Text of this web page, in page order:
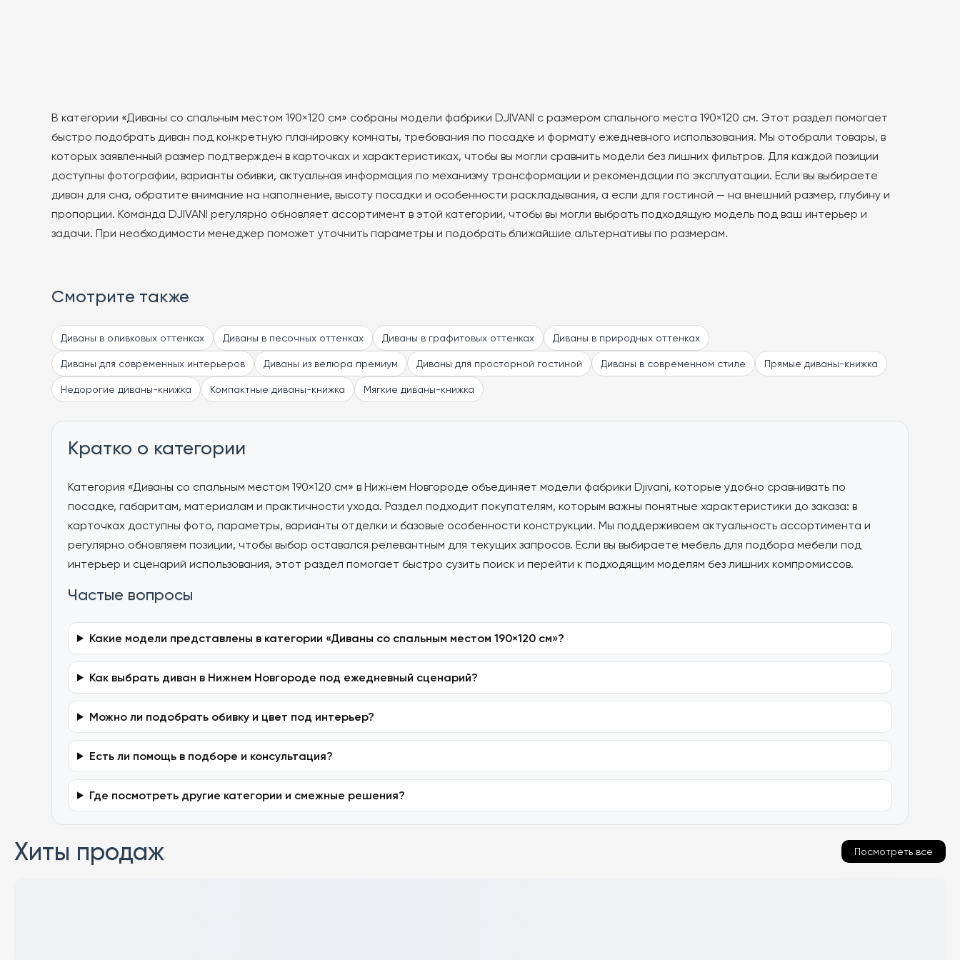
выбрать
странице
товара.
выбрать
на
странице
товара.
выбрать
на
странице
товара.
выбрать
на
странице
товара.
В категории «Диваны со спальным местом 190×120 см» собраны модели фабрики DJIVANI с размером спального места 190×120 см. Этот раздел помогает
быстро подобрать диван под конкретную планировку комнаты, требования по посадке и формату ежедневного использования. Мы отобрали товары, в
которых заявленный размер подтвержден в карточках и характеристиках, чтобы вы могли сравнить модели без лишних фильтров. Для каждой позиции
доступны фотографии, варианты обивки, актуальная информация по механизму трансформации и рекомендации по эксплуатации. Если вы выбираете
диван для сна, обратите внимание на наполнение, высоту посадки и особенности раскладывания, а если для гостиной — на внешний размер, глубину и
пропорции. Команда DJIVANI регулярно обновляет ассортимент в этой категории, чтобы вы могли выбрать подходящую модель под ваш интерьер и
задачи. При необходимости менеджер поможет уточнить параметры и подобрать ближайшие альтернативы по размерам.
Смотрите также
Диваны в оливковых оттенках Диваны в песочных оттенках Диваны в графитовых оттенках Диваны в природных оттенках
Диваны для современных интерьеров Диваны из велюра премиум Диваны для просторной гостиной Диваны в современном стиле Прямые диваны-книжка
Недорогие диваны-книжка Компактные диваны-книжка Мягкие диваны-книжка
Кратко о категории
Категория «Диваны со спальным местом 190×120 см» в Нижнем Новгороде объединяет модели фабрики Djivani, которые удобно сравнивать по
посадке, габаритам, материалам и практичности ухода. Раздел подходит покупателям, которым важны понятные характеристики до заказа: в
карточках доступны фото, параметры, варианты отделки и базовые особенности конструкции. Мы поддерживаем актуальность ассортимента и
регулярно обновляем позиции, чтобы выбор оставался релевантным для текущих запросов. Если вы выбираете мебель для подбора мебели под
интерьер и сценарий использования, этот раздел помогает быстро сузить поиск и перейти к подходящим моделям без лишних компромиссов.
Частые вопросы
Какие модели представлены в категории «Диваны со спальным местом 190×120 см»?
Как выбрать диван в Нижнем Новгороде под ежедневный сценарий?
Можно ли подобрать обивку и цвет под интерьер?
Есть ли помощь в подборе и консультация?
Где посмотреть другие категории и смежные решения?
Хиты продаж Посмотреть все